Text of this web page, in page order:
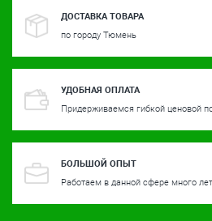
ДОСТАВКА ТОВАРА
по городу Тюмень
УДОБНАЯ ОПЛАТА
Придерживаемся гибкой ценовой
БОЛЬШОЙ ОПЫТ
Работаем в данной сфере много лет